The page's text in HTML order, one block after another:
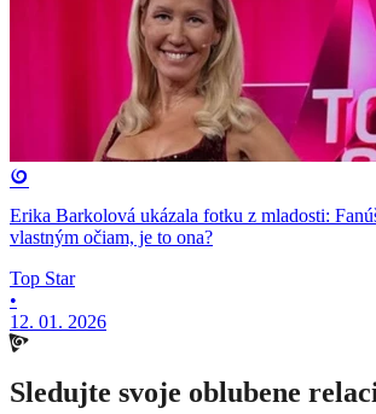
Erika Barkolová ukázala fotku z mladosti:
vlastným očiam, je to ona?
Top Star
•
12. 01. 2026
Sledujte svoje oblubene